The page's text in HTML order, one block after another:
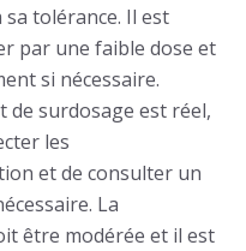
tolérance. Il est
par une faible dose et
si nécessaire.
de surdosage est réel,
les
et de consulter un
La
être modérée et il est